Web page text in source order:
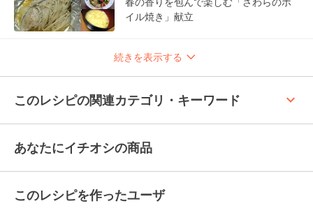
イル焼き」献立
続きを表示する
このレシピの関連カテゴリ・キーワード keyboard_arrow_up
あなたにイチオシの商品
このレシピを作ったユーザ